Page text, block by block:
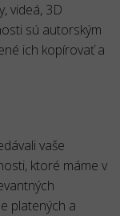
videá, 3D
sú autorským
ich kopírovať a
vaše
ktoré máme v
platených a